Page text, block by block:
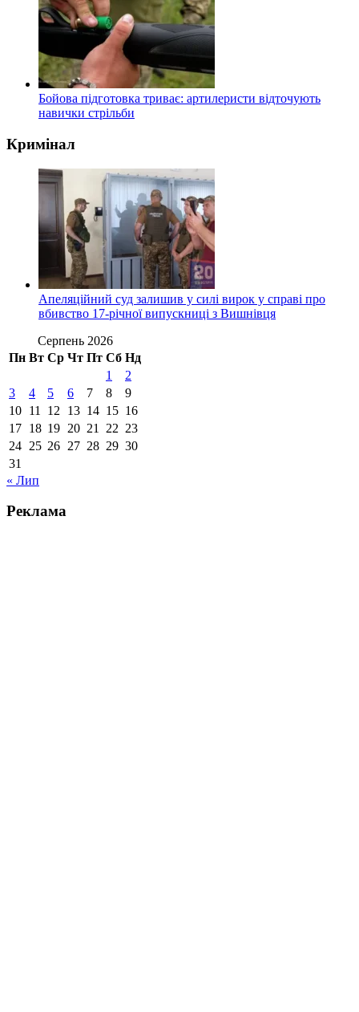
Бойова підготовка триває: артилеристи відточують
навички стрільби
Кримінал
Апеляційний суд залишив у силі вирок у справі про
вбивство 17-річної випускниці з Вишнівця
Серпень 2026
Пн Вт Ср Чт Пт Сб Нд
1
2
3
4 5 6 7 8
9
10 11 12 13 14 15 16
17 18 19 20 21 22 23
24 25 26 27 28 29 30
31
« Лип
Реклама